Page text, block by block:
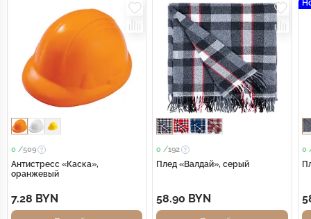
0 /509
Антистресс «Каска»,
оранжевый
7.28 BYN
0 /192
Плед «Валдай», серый
58.90 BYN
0